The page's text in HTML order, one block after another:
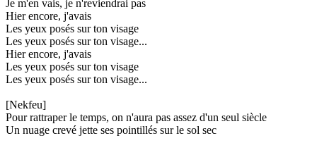
Je m'en vais, je n'reviendrai pas
Hier encore, j'avais
Les yeux posés sur ton visage
Les yeux posés sur ton visage...
Hier encore, j'avais
Les yeux posés sur ton visage
Les yeux posés sur ton visage...
[Nekfeu]
Pour rattraper le temps, on n'aura pas assez d'un seul siècle
Un nuage crevé jette ses pointillés sur le sol sec